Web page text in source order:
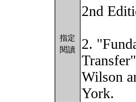
指定
閱讀
2nd
2.
Wilson
York.